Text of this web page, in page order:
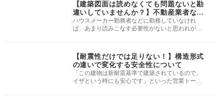
【建築図面は読めなくても問題ないと勘
違いしていませんか？】不動産業者なら
押さえておきたい図面を読みこなすため
の基礎知識
ハウスメーカー勤務者などに勤務していなけれ
ば、あまり読みこなす必要性がないと思われがち
【耐震性だけでは足りない！】構造形式
の違いで変化する安全性について
「この建物は新耐震基準で建築されているので、
イザという時にも安心です」といった営業トーク